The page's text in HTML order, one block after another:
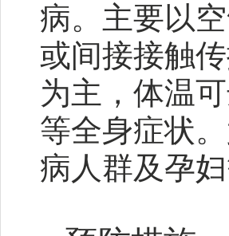
病。主要以
或间接接触
为主，体温
等全身症状
病人群及孕